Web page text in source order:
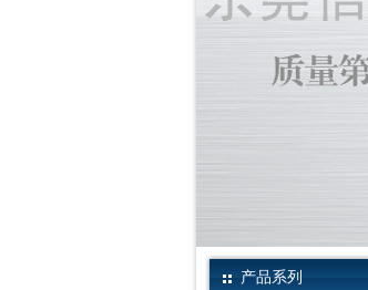
产品系列